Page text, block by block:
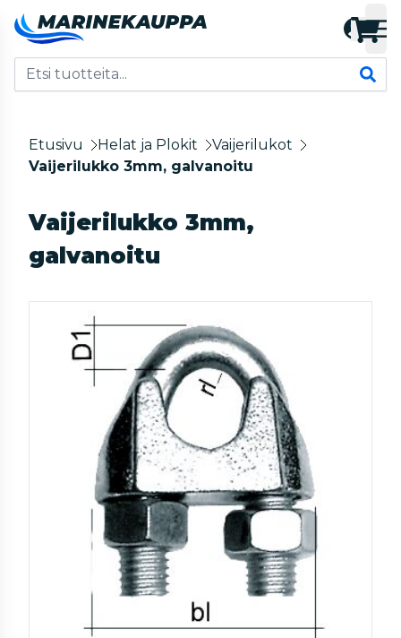
Etusivu Helat ja Plokit
Vaijerilukot
Vaijerilukko 3mm, galvanoitu
Vaijerilukko 3mm,
galvanoitu